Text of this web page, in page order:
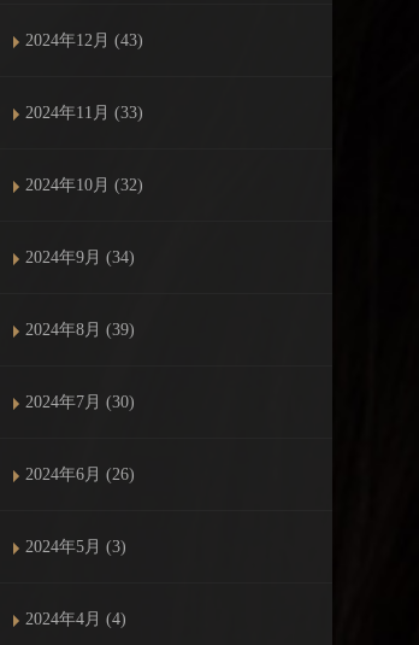
2024年12月 (43)
2024年11月 (33)
2024年10月 (32)
2024年9月 (34)
2024年8月 (39)
2024年7月 (30)
2024年6月 (26)
2024年5月 (3)
2024年4月 (4)